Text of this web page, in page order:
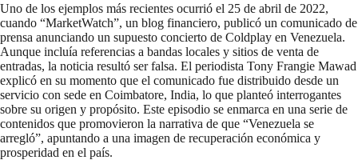
Uno de los ejemplos más recientes ocurrió el 25 de abril de 2022,
cuando “MarketWatch”, un blog financiero, publicó un comunicado de
prensa anunciando un supuesto concierto de Coldplay en Venezuela.
Aunque incluía referencias a bandas locales y sitios de venta de
entradas, la noticia resultó ser falsa. El periodista Tony Frangie Mawad
explicó en su momento que el comunicado fue distribuido desde un
servicio con sede en Coimbatore, India, lo que planteó interrogantes
sobre su origen y propósito. Este episodio se enmarca en una serie de
contenidos que promovieron la narrativa de que “Venezuela se
arregló”, apuntando a una imagen de recuperación económica y
prosperidad en el país.